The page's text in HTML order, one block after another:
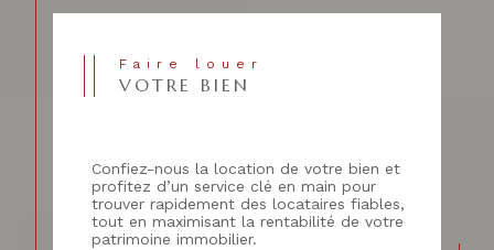
Faire louer
VOTRE BIEN
Confiez-nous la location de votre bien et
profitez d’un service clé en main pour
trouver rapidement des locataires fiables,
tout en maximisant la rentabilité de votre
patrimoine immobilier.